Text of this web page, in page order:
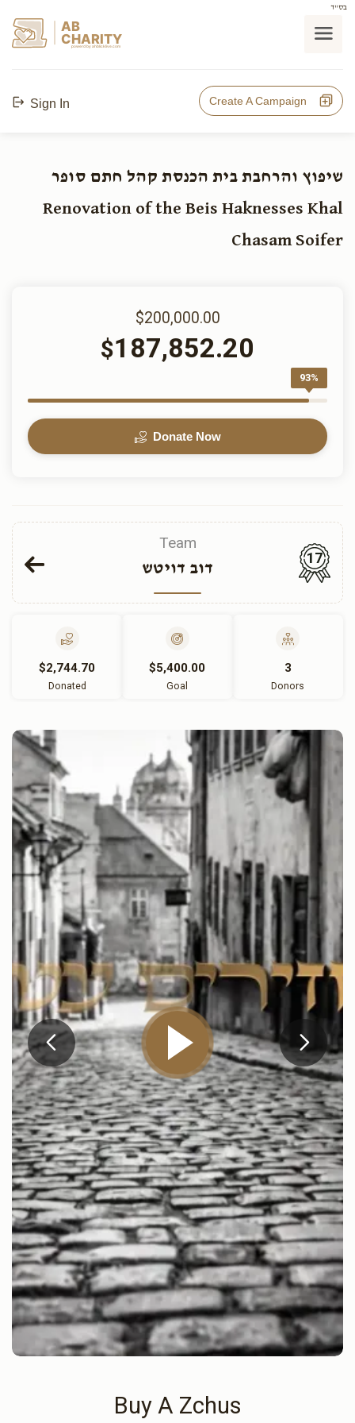
בס"ד
AB
CHARITY
powerd by ahblicklive.com
Sign In Create A Campaign
שיפוץ והרחבת בית הכנסת קהל חתם סופר
Renovation of the Beis Haknesses Khal
Chasam Soifer
$200,000.00
$187,852.20
93%
Donate Now
Team
דוב דויטש
17
$2,744.70
Donated
$5,400.00
Goal
3
Donors
Buy A Zchus